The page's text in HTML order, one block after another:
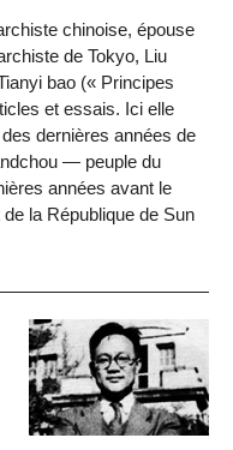
chinoise, épouse
de Tokyo, Liu
bao (« Principes
et essais. Ici elle
dernières années de
— peuple du
années avant le
la République de Sun